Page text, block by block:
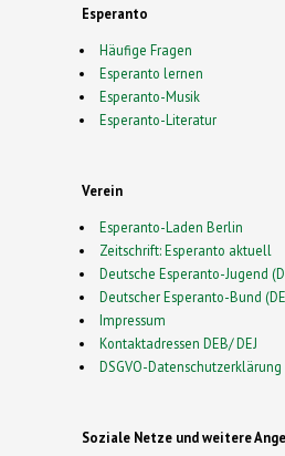
Esperanto
Häufige Fragen
Esperanto lernen
Esperanto-Musik
Esperanto-Literatur
Verein
Esperanto-Laden Berlin
Zeitschrift: Esperanto aktuell
Deutsche Esperanto-Jugend
Deutscher Esperanto-Bund
Impressum
Kontaktadressen DEB/ DEJ
DSGVO-Datenschutzerklärung
Soziale Netze und weitere